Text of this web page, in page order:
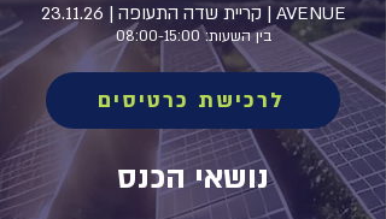
AVENUE | קריית שדה התעופה | 23.11.26
בין השעות: 08:00-15:00
לרכישת כרטיסים
נושאי הכנס